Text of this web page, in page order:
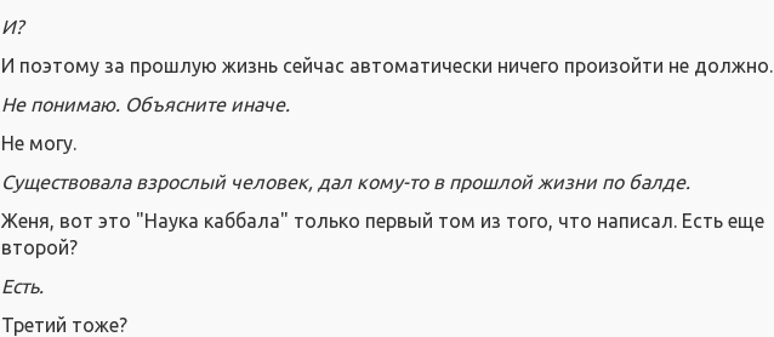
И?
И поэтому за прошлую жизнь сейчас автоматически ничего произойти не должно.
Не понимаю. Объясните иначе.
Не могу.
Существовала взрослый человек, дал кому-то в прошлой жизни по балде.
Женя, вот это "Наука каббала" только первый том из того, что написал. Есть еще
второй?
Есть.
Третий тоже?